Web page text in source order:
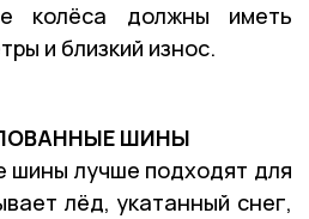
колёса должны иметь
и близкий износ.
ШИНЫ
шины лучше подходят для
лёд, укатанный снег,